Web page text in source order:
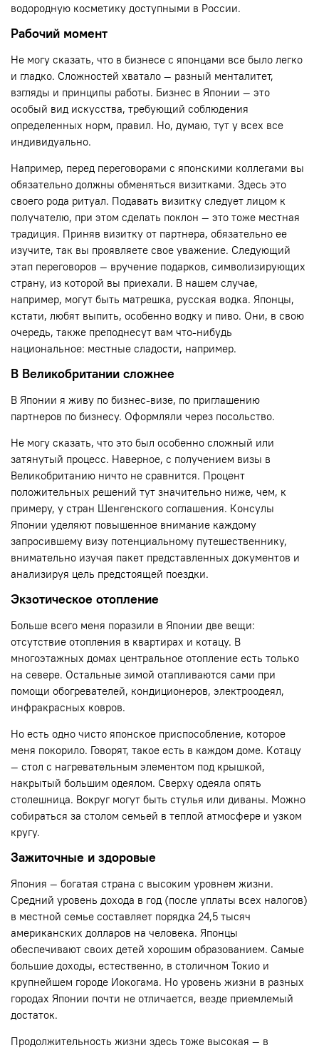
водородную косметику доступными в России.
Рабочий момент
Не могу сказать, что в бизнесе с японцами все было легко
и гладко. Сложностей хватало — разный менталитет,
взгляды и принципы работы. Бизнес в Японии — это
особый вид искусства, требующий соблюдения
определенных норм, правил. Но, думаю, тут у всех все
индивидуально.
Например, перед переговорами с японскими коллегами вы
обязательно должны обменяться визитками. Здесь это
своего рода ритуал. Подавать визитку следует лицом к
получателю, при этом сделать поклон — это тоже местная
традиция. Приняв визитку от партнера, обязательно ее
изучите, так вы проявляете свое уважение. Следующий
этап переговоров — вручение подарков, символизирующих
страну, из которой вы приехали. В нашем случае,
например, могут быть матрешка, русская водка. Японцы,
кстати, любят выпить, особенно водку и пиво. Они, в свою
очередь, также преподнесут вам что-нибудь
национальное: местные сладости, например.
В Великобритании сложнее
В Японии я живу по бизнес-визе, по приглашению
партнеров по бизнесу. Оформляли через посольство.
Не могу сказать, что это был особенно сложный или
затянутый процесс. Наверное, с получением визы в
Великобританию ничто не сравнится. Процент
положительных решений тут значительно ниже, чем, к
примеру, у стран Шенгенского соглашения. Консулы
Японии уделяют повышенное внимание каждому
запросившему визу потенциальному путешественнику,
внимательно изучая пакет представленных документов и
анализируя цель предстоящей поездки.
Экзотическое отопление
Больше всего меня поразили в Японии две вещи:
отсутствие отопления в квартирах и котацу. В
многоэтажных домах центральное отопление есть только
на севере. Остальные зимой отапливаются сами при
помощи обогревателей, кондиционеров, электроодеял,
инфракрасных ковров.
Но есть одно чисто японское приспособление, которое
меня покорило. Говорят, такое есть в каждом доме. Котацу
— стол с нагревательным элементом под крышкой,
накрытый большим одеялом. Сверху одеяла опять
столешница. Вокруг могут быть стулья или диваны. Можно
собираться за столом семьей в теплой атмосфере и узком
кругу.
Зажиточные и здоровые
Япония — богатая страна с высоким уровнем жизни.
Средний уровень дохода в год (после уплаты всех налогов)
в местной семье составляет порядка 24,5 тысяч
американских долларов на человека. Японцы
обеспечивают своих детей хорошим образованием. Самые
большие доходы, естественно, в столичном Токио и
крупнейшем городе Иокогама. Но уровень жизни в разных
городах Японии почти не отличается, везде приемлемый
достаток.
Продолжительность жизни здесь тоже высокая — в